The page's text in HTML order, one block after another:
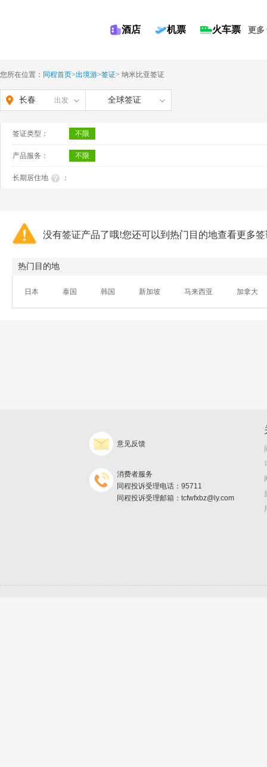
酒店 机票 火车票 更多
您所在位置： 同程首页>出境游>签证> 纳米比亚签证
长春 出发 全球签证
签证类型： 不限
产品服务： 不限
长期居住地 ：
没有签证产品了哦!您还可以到热门目的地查看更多
热门目的地
日本 泰国 韩国 新加坡 马来西亚 加拿大
意见反馈
消费者服务
同程投诉受理电话：95711
同程投诉受理邮箱：tcfwfxbz@ly.com